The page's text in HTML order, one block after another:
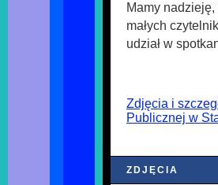
Mamy
małych
udział w
Zdjęcia i
Publicznej w
ZDJĘCIA